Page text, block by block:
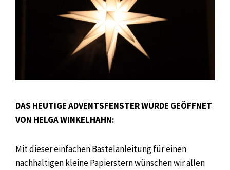
DAS HEUTIGE ADVENTSFENSTER WURDE GEÖFFNET
VON HELGA WINKELHAHN:
Mit dieser einfachen Bastelanleitung für einen
nachhaltigen kleine Papierstern wünschen wir allen